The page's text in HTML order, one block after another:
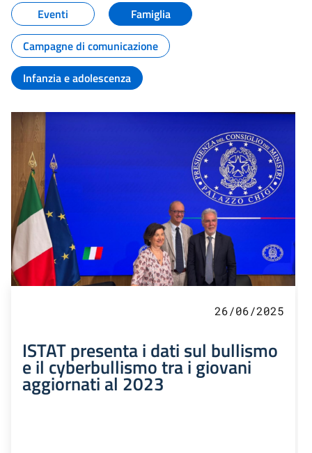
Eventi
Famiglia
Campagne di comunicazione
Infanzia e adolescenza
26/06/2025
ISTAT presenta i dati sul bullismo
e il cyberbullismo tra i giovani
aggiornati al 2023